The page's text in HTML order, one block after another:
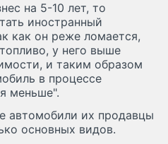
на 5-10 лет, то
иностранный
как он реже ломается,
у него выше
и таким образом
в процессе
меньше".
автомобили их продавцы
основных видов.